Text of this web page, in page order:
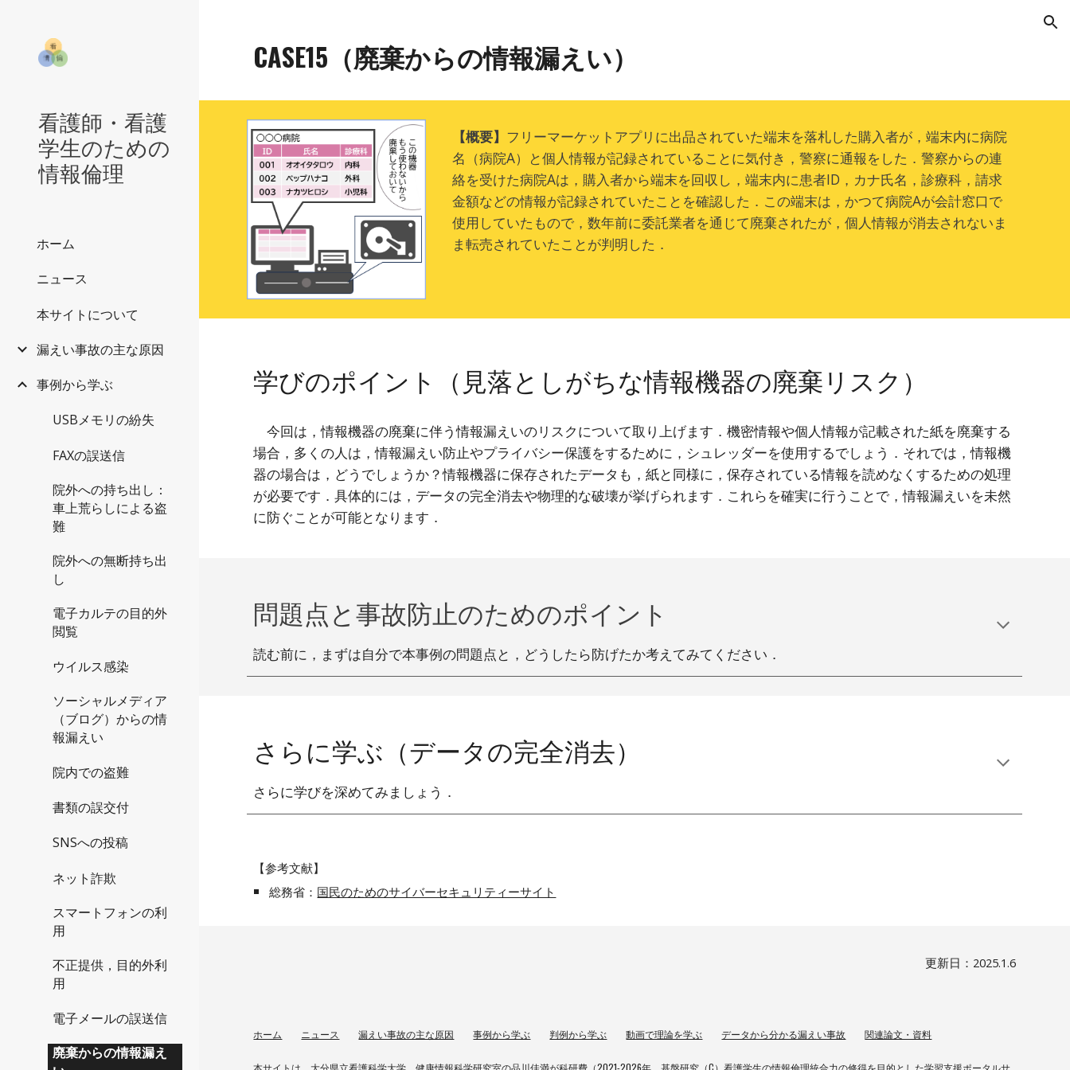
看護師・看護
学生のための
情報倫理
ホーム
ニュース
本サイトについて
漏えい事故の主な原因
事例から学ぶ
USBメモリの紛失
FAXの誤送信
院外への持ち出し：
車上荒らしによる盗
難
院外への無断持ち出
し
電子カルテの目的外
閲覧
ウイルス感染
ソーシャルメディア
（ブログ）からの情
報漏えい
院内での盗難
書類の誤交付
SNSへの投稿
ネット詐欺
スマートフォンの利
用
不正提供，目的外利
用
電子メールの誤送信
廃棄からの情報漏え
CASE15 （廃棄からの情報漏えい）
【概要】 フリーマーケットアプリに出品されていた端末を落札した購入者が，端末内に病院
名（病院A）と個人情報が記録されていることに気付き，警察に通報をした．警察からの連
絡を受けた病院Aは，購入者から端末を回収し，端末内に患者ID，カナ氏名，診療科，請求
金額などの情報が記録されていたことを確認した．この端末は，かつて病院Aが会計窓口で
使用していたもので，数年前に委託業者を通じて廃棄されたが，個人情報が消去されないま
ま転売されていたことが判明した．
学びのポイント（ 見落としがちな情報機器の廃棄リスク ）
今回は，情報機器の廃棄に伴う情報漏えいのリスクについて取り上げます．機密情報や個人情報が記載された紙を廃棄する
場合，多くの人は，情報漏えい防止やプライバシー保護をするために，シュレッダーを使用するでしょう．それでは，情報機
器の場合は，どうでしょうか？情報機器に保存されたデータも，紙と同様に，保存されている情報を読めなくするための処理
が必要です．具体的には，データの完全消去や物理的な破壊が挙げられます．これらを確実に行うことで，情報漏えいを未然
に防ぐことが可能となります．
問題点と事故防止のためのポイント
読む前に，まずは自分で本事例の問題点と，どうしたら防げたか考えてみてください．
さらに学ぶ（データの完全消去）
さらに学びを深めてみましょう．
【参考文献】
総務省 ： 国民のためのサイバーセキュリティーサイト
更新日：2025.1.6
ホーム ニュース 漏えい事故の主な原因 事例から学ぶ 判例から学ぶ 動画で理論を学ぶ データから分かる漏えい事故 関連論文・資料
本サイトは，大分県立看護科学大学 健康情報科学研究室の品川佳満が科研費（2021-2026年 基盤研究（C）看護学生の情報倫理統合力の修得を目的とした学習支援ポータルサ